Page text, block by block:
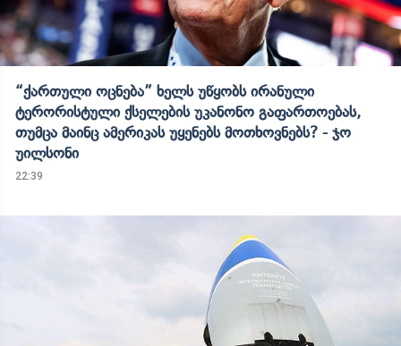
“ქართული ოცნება” ხელს უწყობს ირანული
ტერორისტული ქსელების უკანონო გაფართოებას,
თუმცა მაინც ამერიკას უყენებს მოთხოვნებს? - ჯო
უილსონი
22:39